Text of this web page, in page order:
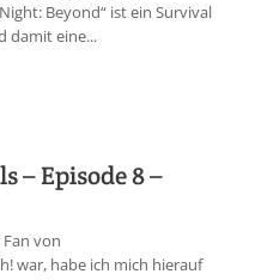
Beyond“ ist ein Survival
damit eine...
– Episode 8 –
von
war, habe ich mich hierauf